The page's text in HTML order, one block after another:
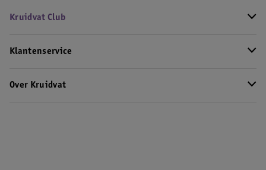
Kruidvat Club
Klantenservice
Over Kruidvat